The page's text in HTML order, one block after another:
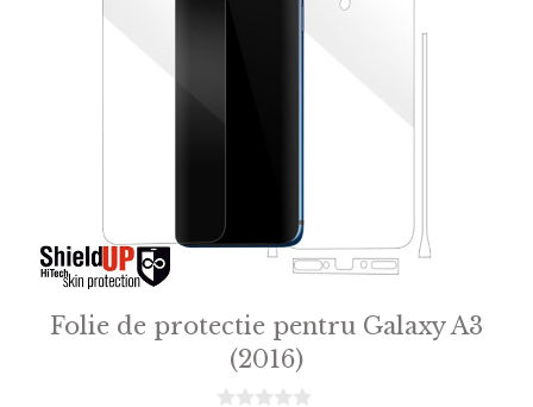
Folie de protectie pentru Galaxy A3
(2016)